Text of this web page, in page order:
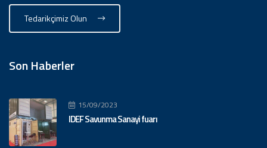
Tedarikçimiz Olun
Son Haberler
15/09/2023
IDEF Savunma Sanayi fuarı